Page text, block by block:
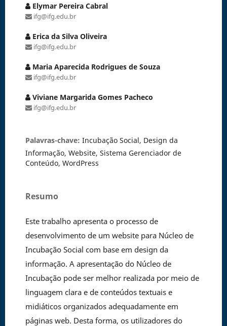
Elymar Pereira Cabral
ifg@ifg.edu.br
Erica da Silva Oliveira
ifg@ifg.edu.br
Maria Aparecida Rodrigues de Souza
ifg@ifg.edu.br
Viviane Margarida Gomes Pacheco
ifg@ifg.edu.br
Palavras-chave: Incubação Social, Design da
Informação, Website, Sistema Gerenciador de
Conteúdo, WordPress
Resumo
Este trabalho apresenta o processo de
desenvolvimento de um website para Núcleo de
Incubação Social com base em design da
informação. A apresentação do Núcleo de
Incubação pode ser melhor realizada por meio de
linguagem clara e de conteúdos textuais e
midiáticos organizados adequadamente em
páginas web. Desta forma, os utilizadores do